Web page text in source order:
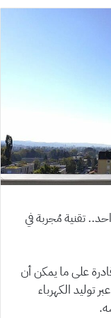
تقنية مُجربة في
على ما يمكن أن
الكهرباء